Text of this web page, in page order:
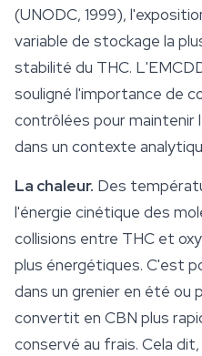
(UNODC, 1999),
variable de stockage la
stabilité du THC.
souligné l'importance de
contrôlées pour maintenir
dans un contexte
La chaleur. Des
l'énergie cinétique des
collisions entre THC et
plus énergétiques. C'est
dans un grenier en été ou
convertit en CBN plus
conservé au frais. Cela